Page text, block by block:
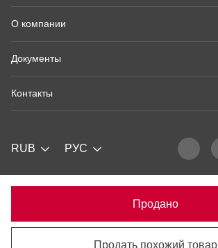
Продано
Продать похожий товар
О компании
Документы
Контакты
RUB РУС